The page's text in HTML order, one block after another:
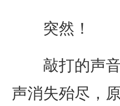
突然！
敲打的声音
声消失殆尽，